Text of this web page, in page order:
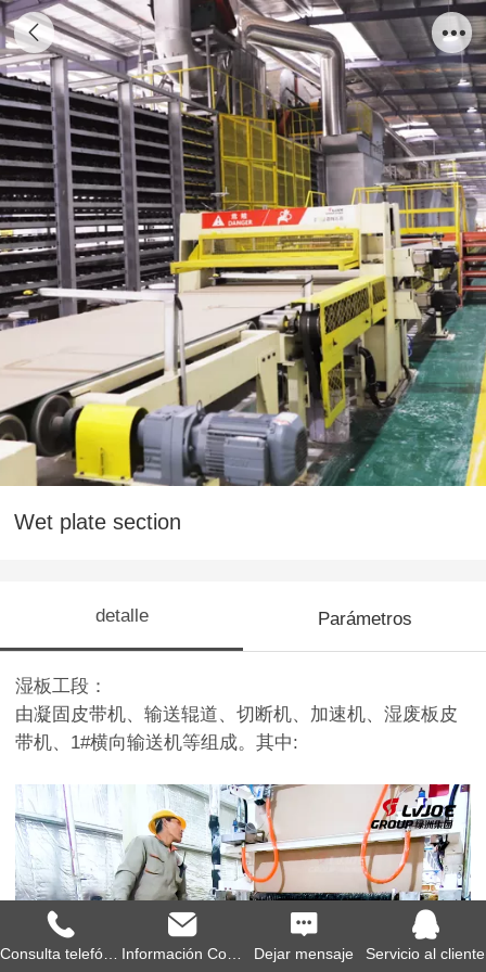
Wet plate section
detalle Parámetros
湿板工段：
由凝固皮带机、输送辊道、切断机、加速机、湿废板皮
带机、1#横向输送机等组成。其中:
Dejar mensaje Servicio al cliente